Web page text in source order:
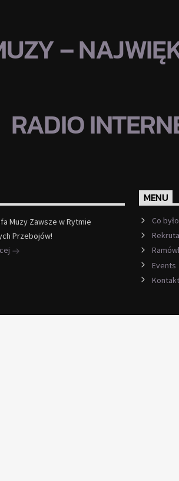
–
RADIO
Muzy Zawsze w Rytmie
Przebojów!
MENU
Co
Events
Kontakt